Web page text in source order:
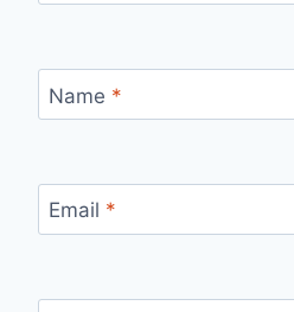
Name *
Email *